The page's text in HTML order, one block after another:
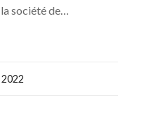
la société de…